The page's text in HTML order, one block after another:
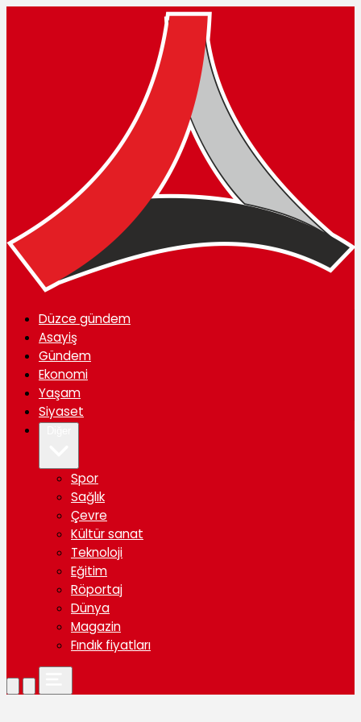
Düzce gündem
Asayiş
Gündem
Ekonomi
Yaşam
Siyaset
Spor
Sağlık
Çevre
Kültür sanat
Teknoloji
Eğitim
Röportaj
Dünya
Magazin
Fındık fiyatları